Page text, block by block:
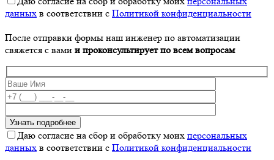
данных в соответствии с Политикой конфиденциальности
После отправки формы наш инженер по автоматизации
свяжется с вами и проконсультирует по всем вопросам
Даю согласие на сбор и обработку моих персональных
данных в соответствии с Политикой конфиденциальности